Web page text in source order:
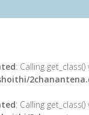
: Calling
: Calling